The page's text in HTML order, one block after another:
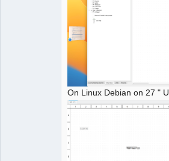
On Linux Debian on 27 "